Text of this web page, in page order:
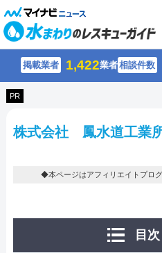
掲載業者 1,422業者相談件数
PR
株式会社 鳳水道工業
◆本ページはアフィリエイトプロ
目